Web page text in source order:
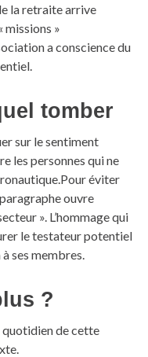
la retraite arrive
missions »
a conscience du
tomber
sur le sentiment
les personnes qui ne
éviter
ouvre
». L’hommage qui
le testateur potentiel
ses membres.
?
quotidien de cette